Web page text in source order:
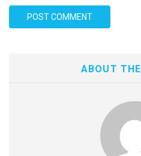
ABOUT